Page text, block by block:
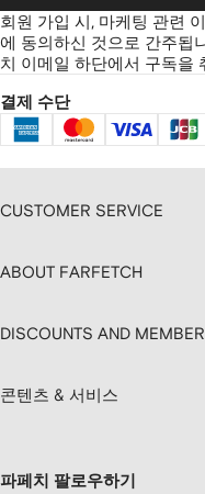
회원 가입 시, 마케팅 관련
에 동의하신 것으로 간주됩
치 이메일 하단에서 구독을
결제 수단
CUSTOMER SERVICE
ABOUT FARFETCH
DISCOUNTS AND
콘텐츠 & 서비스
파페치 팔로우하기